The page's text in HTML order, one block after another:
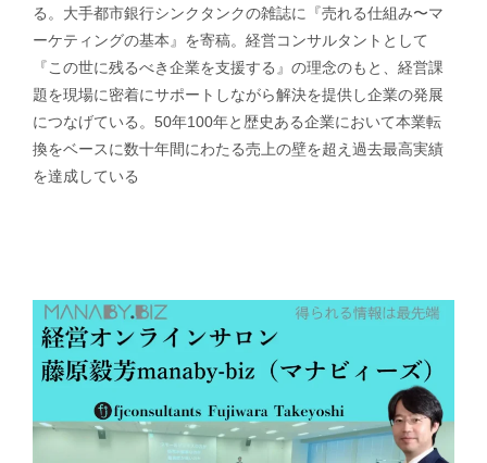
る。大手都市銀行シンクタンクの雑誌に『売れる仕組み〜マ
ーケティングの基本』を寄稿。経営コンサルタントとして
『この世に残るべき企業を支援する』の理念のもと、経営課
題を現場に密着にサポートしながら解決を提供し企業の発展
につなげている。50年100年と歴史ある企業において本業転
換をベースに数十年間にわたる売上の壁を超え過去最高実績
を達成している